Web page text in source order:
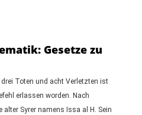
Gesetze zu
Toten und acht Verletzten ist
erlassen worden. Nach
Syrer namens Issa al H. Sein